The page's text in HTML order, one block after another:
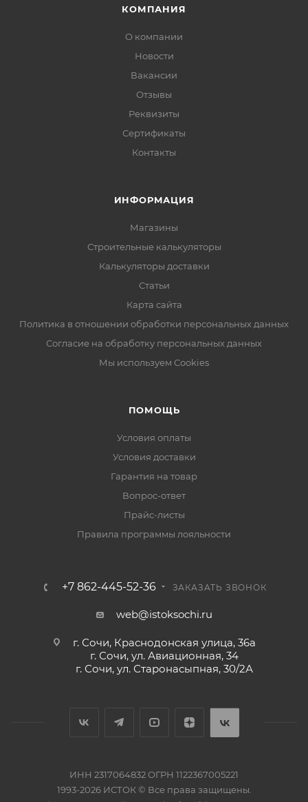
КОМПАНИЯ
О компании
Новости
Вакансии
Отзывы
Реквизиты
Сертификаты
Контакты
ИНФОРМАЦИЯ
Магазины
Строительные калькуляторы
Калькуляторы доставки
Статьи
Карта сайта
Политика в отношении обработки персональных данных
Согласие на обработку персональных данных
Мы используем Cookies
ПОМОЩЬ
Условия оплаты
Условия доставки
Гарантия на товар
Вопрос-ответ
Прайс-листы
Правила программы лояльности
+7 862-445-52-36 ЗАКАЗАТЬ ЗВОНОК
web@istoksochi.ru
г. Сочи, Краснодонская улица, 36а
г. Сочи, ул. Авиационная, 34
г. Сочи, ул. Старонасыпная, 30/2А
ИНН 2317064832 ОГРН 1122367005221
1993-2026 ИСТОК © Все права защищены.